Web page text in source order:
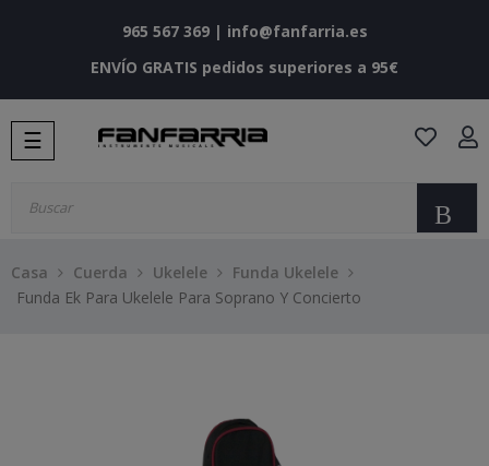
965 567 369| info@fanfarria.es
ENVÍO GRATIS pedidos superiores a 95€
Navegación
de
☰
Casa Cuerda Ukelele
Funda Ukelele
Funda Ek Para Ukelele Para Soprano Y Concierto